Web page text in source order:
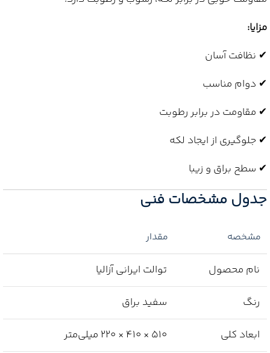
مزایا:
✔ نظافت آسان
✔ دوام مناسب
✔ مقاومت در برابر رطوبت
✔ جلوگیری از ایجاد لکه
✔ سطح براق و زیبا
جدول مشخصات فنی
مشخصه مقدار
نام محصول توالت ایرانی آزالیا
رنگ سفید براق
ابعاد کلی ۵۱۰ × ۴۱۰ × ۲۲۰ میلی‌متر